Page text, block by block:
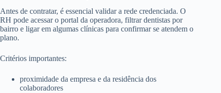
Antes de contratar, é essencial validar a rede credenciada. O
RH pode acessar o portal da operadora, filtrar dentistas por
bairro e ligar em algumas clínicas para confirmar se atendem o
plano.
Critérios importantes:
proximidade da empresa e da residência dos
colaboradores